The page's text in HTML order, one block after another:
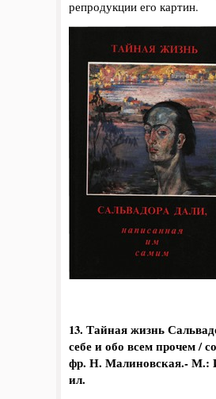
репродукции его картин.
13. Тайная жизнь
себе и обо всем прочем /
фр. Н. Малиновская.- М.:
ил.